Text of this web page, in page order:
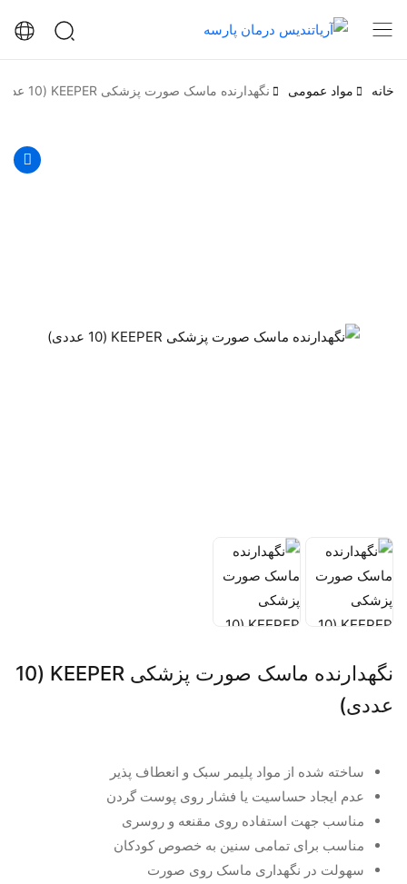
خانه مواد عمومی نگهدارنده ماسک صورت پزشکی KEEPER (10 عددی)
نگهدارنده ماسک صورت پزشکی KEEPER (10
عددی)
ساخته شده از مواد پلیمر سبک و انعطاف پذیر
عدم ایجاد حساسیت یا فشار روی پوست گردن
مناسب جهت استفاده روی مقنعه و روسری
مناسب برای تمامی سنین به خصوص کودکان
سهولت در نگهداری ماسک روی صورت